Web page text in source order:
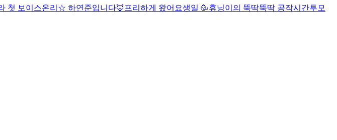
첫 보이스온리☆ 하연준입니다🦊 프리하게 왔어요생일 🥳휴닝이의 뚝딱뚝딱 공작시간투모